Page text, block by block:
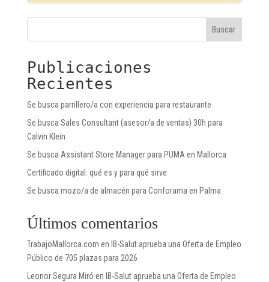
Buscar
Publicaciones
Recientes
Se busca parrillero/a con experiencia para restaurante
Se busca Sales Consultant (asesor/a de ventas) 30h para
Calvin Klein
Se busca Assistant Store Manager para PUMA en Mallorca
Certificado digital: qué es y para qué sirve
Se busca mozo/a de almacén para Conforama en Palma
Últimos comentarios
TrabajoMallorca.com en IB-Salut aprueba una Oferta de Empleo
Público de 705 plazas para 2026
Leonor Segura Miró en IB-Salut aprueba una Oferta de Empleo